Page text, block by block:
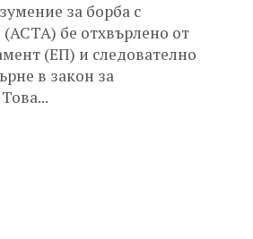
за борба с
бе отхвърлено от
(ЕП) и следователно
в закон за